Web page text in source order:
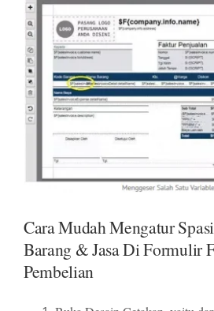
Larger
Image
Cara Mudah Mengatur
Barang & Jasa Di Formulir
Pembelian